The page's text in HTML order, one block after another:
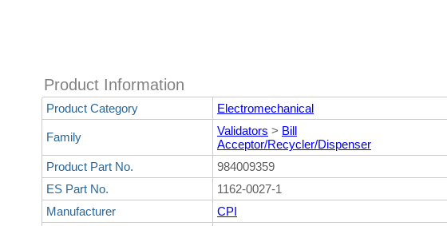
Product Information
Product Category Electromechanical
Family Validators > Bill
Acceptor/Recycler/Dispenser
Product Part No.
984009359
ES Part No.
1162-0027-1
Manufacturer
CPI